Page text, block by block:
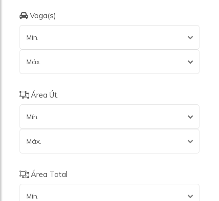
Vaga(s)
Mín.
Máx.
Área Út.
Mín.
Máx.
Área Total
Mín.